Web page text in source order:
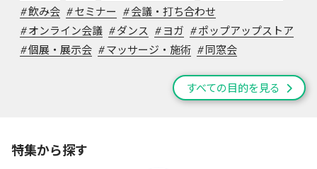
#飲み会 # セミナー # 会議・打ち合わせ
# オンライン会議 # ダンス # ヨガ # ポップアップストア
#個展・展示会 # マッサージ・施術 # 同窓会
すべての目的を見る
特集から探す